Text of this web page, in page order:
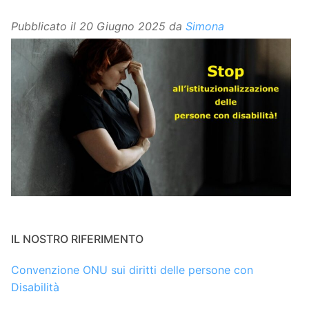
Pubblicato il 20 Giugno 2025 da Simona
IL NOSTRO RIFERIMENTO
Convenzione ONU sui diritti delle persone con
Disabilità